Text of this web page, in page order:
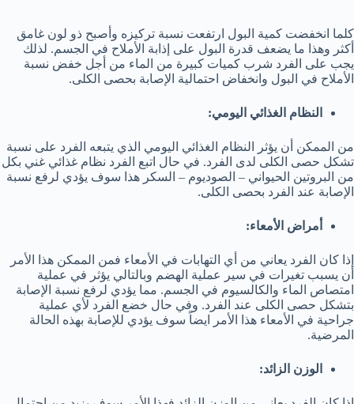
كلما انخفضت كمية البول ارتفعت نسبة تركيزه وأصبح ذو لون غامق
أكثر وهذا ما يضعف قدرة البول على إذابة الأملاح في الجسم. لذلك
يجب على الفرد شرب كميات كبيرة من الماء من أجل خفض نسبة
الأملاح في البول وانخفاض احتمالية الإصابة بحصى الكلى.
النظام الغذائي اليومي:
من الممكن أن يؤثر النظام الغذائي اليومي الذي يتبعه الفرد على نسبة
تشكل حصى الكلى لدى الفرد. في حال اتبع الفرد نظام غذائي غني بكل
من البروتين الحيواني – الصوديوم – السكر هذا سوف يؤدي لرفع نسبة
الإصابة عند الفرد بحصى الكلى.
أمراض الأمعاء:
إذا كان الفرد يعاني من أي التهابات في الأمعاء فمن الممكن هذا الأمر
أن يسبب تغيرات في سير عملية الهضم وبالتالي يؤثر في عملية
امتصاص الماء والكالسيوم في الجسم. مما يؤدي لرفع نسبة الإصابة
بتشكل حصى الكلى عند الفرد. وفي حال خضع الفرد لأي عملية
جراحية في الأمعاء هذا الأمر ايضاً سوف يؤدي للإصابة بهذه الحالة
المرضية.
الوزن الزائد: